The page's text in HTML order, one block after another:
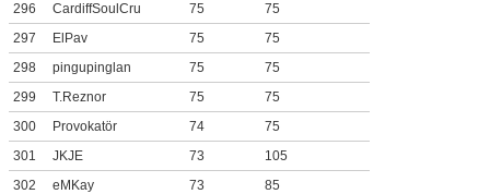
296
CardiffSoulCru 75
75
297
ElPav 75
75
298
pingupinglan 75
75
299
T.Reznor 75
75
300
Provokatör 74
75
301
JKJE 73
105
302
eMKay 73
85